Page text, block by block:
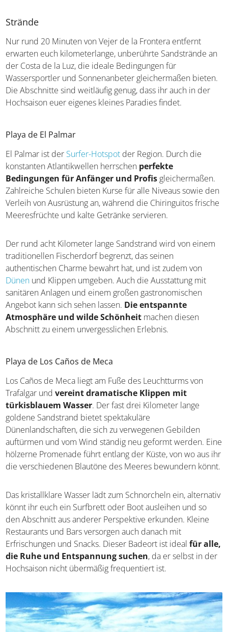
Strände
Nur rund 20 Minuten von Vejer de la Frontera entfernt
erwarten euch kilometerlange, unberührte Sandstrände an
der Costa de la Luz, die ideale Bedingungen für
Wassersportler und Sonnenanbeter gleichermaßen bieten.
Die Abschnitte sind weitläufig genug, dass ihr auch in der
Hochsaison euer eigenes kleines Paradies findet.
Playa de El Palmar
El Palmar ist der Surfer-Hotspot der Region. Durch die
konstanten Atlantikwellen herrschen perfekte
Bedingungen für Anfänger und Profis gleichermaßen.
Zahlreiche Schulen bieten Kurse für alle Niveaus sowie den
Verleih von Ausrüstung an, während die Chiringuitos frische
Meeresfrüchte und kalte Getränke servieren.
Der rund acht Kilometer lange Sandstrand wird von einem
traditionellen Fischerdorf begrenzt, das seinen
authentischen Charme bewahrt hat, und ist zudem von
Dünen und Klippen umgeben. Auch die Ausstattung mit
sanitären Anlagen und einem großen gastronomischen
Angebot kann sich sehen lassen. Die entspannte
Atmosphäre und wilde Schönheit machen diesen
Abschnitt zu einem unvergesslichen Erlebnis.
Playa de Los Caños de Meca
Los Caños de Meca liegt am Fuße des Leuchtturms von
Trafalgar undvereint dramatische Klippen mit
türkisblauem Wasser. Der fast drei Kilometer lange
goldene Sandstrand bietet spektakuläre
Dünenlandschaften, die sich zu verwegenen Gebilden
auftürmen und vom Wind ständig neu geformt werden. Eine
hölzerne Promenade führt entlang der Küste, von wo aus ihr
die verschiedenen Blautöne des Meeres bewundern könnt.
Das kristallklare Wasser lädt zum Schnorcheln ein, alternativ
könnt ihr euch ein Surfbrett oder Boot ausleihen und so
den Abschnitt aus anderer Perspektive erkunden. Kleine
Restaurants und Bars versorgen auch danach mit
Erfrischungen und Snacks. Dieser Badeort ist idealfür alle,
die Ruhe und Entspannung suchen, da er selbst in der
Hochsaison nicht übermäßig frequentiert ist.